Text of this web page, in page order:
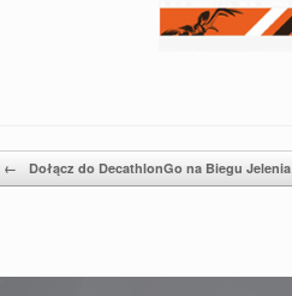
Post navigation
← Dołącz do DecathlonGo na Biegu Jelenia